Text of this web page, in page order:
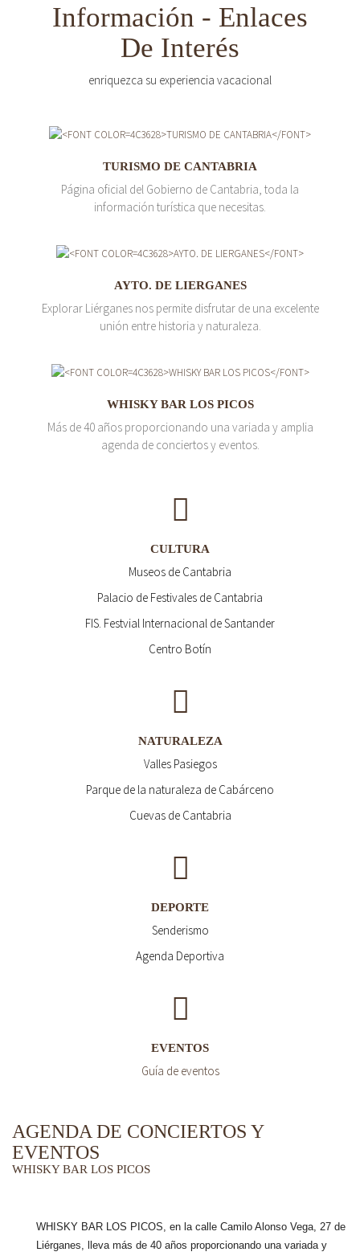
Información - Enlaces
De Interés
enriquezca su experiencia vacacional
TURISMO DE CANTABRIA
Página oficial del Gobierno de Cantabria, toda la
información turística que necesitas.
AYTO. DE LIERGANES
Explorar Liérganes nos permite disfrutar de una excelente
unión entre historia y naturaleza.
WHISKY BAR LOS PICOS
Más de 40 años proporcionando una variada y amplia
agenda de conciertos y eventos.
CULTURA
Museos de Cantabria
Palacio de Festivales de Cantabria
FIS. Festvial Internacional de Santander
Centro Botín
NATURALEZA
Valles Pasiegos
Parque de la naturaleza de Cabárceno
Cuevas de Cantabria
DEPORTE
Senderismo
Agenda Deportiva
EVENTOS
Guía de eventos
AGENDA DE CONCIERTOS Y
EVENTOS
WHISKY BAR LOS PICOS
WHISKY BAR LOS PICOS, en la calle Camilo Alonso Vega, 27 de
Liérganes, lleva más de 40 años proporcionando una variada y